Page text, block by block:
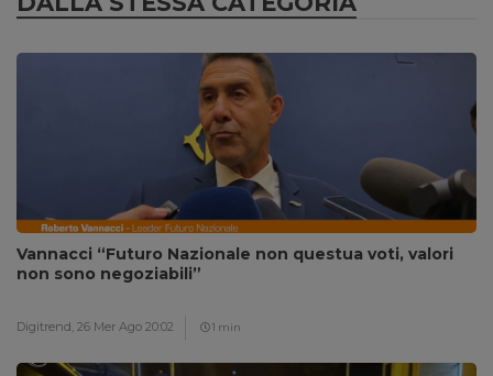
Vannacci “Futuro Nazionale non questua voti, valori
non sono negoziabili”
Digitrend, 26 Mer Ago 20:02 1 min